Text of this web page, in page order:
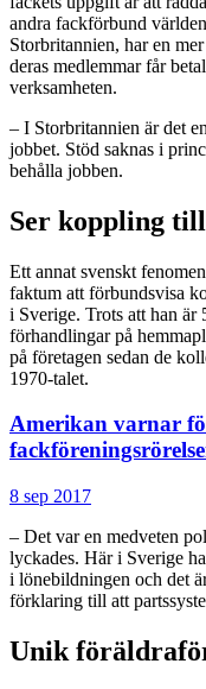
andra fackförbund
Storbritannien, har en
deras medlemmar får
verksamheten.
– I Storbritannien är det
jobbet. Stöd saknas i
behålla jobben.
Ser koppling
Ett annat svenskt
faktum att förbundsvisa
i Sverige. Trots att han är
förhandlingar på
på företagen sedan de
1970-talet.
Amerikan varnar
8 sep 2017
– Det var en medveten
lyckades. Här i Sverige
i lönebildningen och det
förklaring till att
Unik